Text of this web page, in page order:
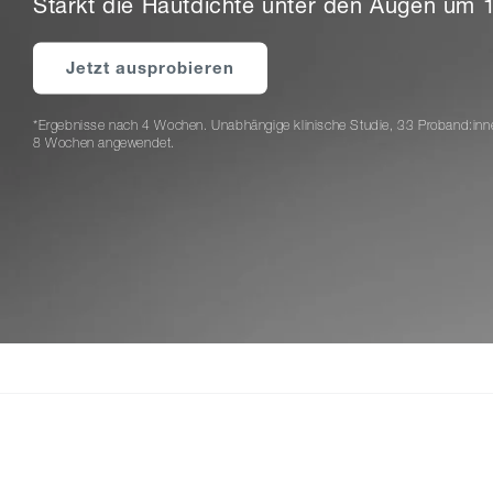
Jetzt ausprobieren
*Ergebnisse nach 4 Wochen. Unabhängige klinische Studie, 33
8 Wochen angewendet.